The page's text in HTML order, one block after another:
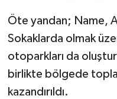
Öte yandan; Name,
Sokaklarda olmak
otoparkları da
birlikte bölgede
kazandırıldı.